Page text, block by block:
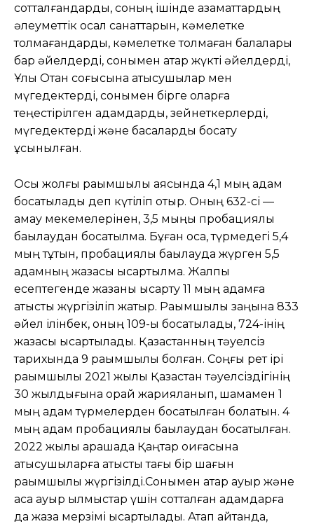
сотталғандарды, соның ішінде азаматтардың
әлеуметтік осал санаттарын, кәмелетке
толмағандарды, кәмелетке толмаған балалары
бар әйелдерді, сонымен қатар жүкті әйелдерді,
Ұлы Отан соғысына қатысушылар мен
мүгедектерді, сонымен бірге оларға
теңестірілген адамдарды, зейнеткерлерді,
мүгедектерді және басқаларды босату
ұсынылған.
Осы жолғы рақымшылық аясында 4,1 мың адам
босатылады деп күтіліп отыр. Оның 632-сі —
қамау мекемелерінен, 3,5 мыңы пробациялық
бақылаудан босатылмақ. Бұған қоса, түрмедегі 5,4
мың тұтқын, пробациялық бақылауда жүрген 5,5
адамның жазасы қысқартылмақ. Жалпы
есептегенде жазаны қысқарту 11 мың адамға
қатысты жүргізіліп жатыр. Рақымшылық заңына 833
әйел ілінбек, оның 109-ы босатылады, 724-інің
жазасы қысқартылады. Қазақстанның тәуелсіз
тарихында 9 рақымшылық болған. Соңғы рет ірі
рақымшылық 2021 жылы Қазақстан тәуелсіздігінің
30 жылдығына орай жарияланып, шамамен 1
мың адам түрмелерден босатылған болатын. 4
мың адам пробациялық бақылаудан босатылған.
2022 жылы қарашада Қаңтар оқиғасына
қатысушыларға қатысты тағы бір шағын
рақымшылық жүргізілді.Сонымен қатар ауыр және
аса ауыр қылмыстар үшін сотталған адамдарға
да жаза мерзімі қысқартылады. Атап айтқанда,